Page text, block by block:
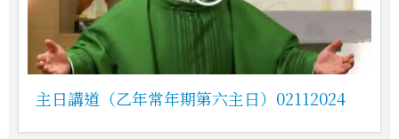
主日講道（乙年常年期第六主日）02112024